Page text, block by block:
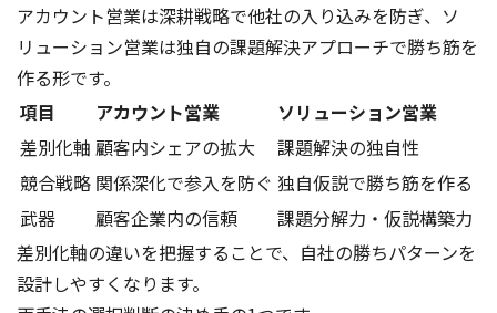
アカウント営業は深耕戦略で他社の入り込みを防ぎ、ソ
リューション営業は独自の課題解決アプローチで勝ち筋を
作る形です。
項目
アカウント営業
ソリューション営業
差別化軸 顧客内シェアの拡大
課題解決の独自性
競合戦略 関係深化で参入を防ぐ 独自仮説で勝ち筋を作る
武器
顧客企業内の信頼
課題分解力・仮説構築力
差別化軸の違いを把握することで、自社の勝ちパターンを
設計しやすくなります。